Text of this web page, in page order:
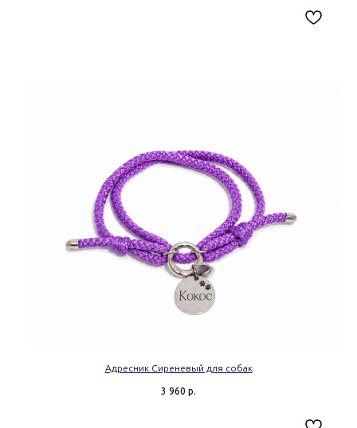
Адресник Сиреневый для собак
3 960 р.